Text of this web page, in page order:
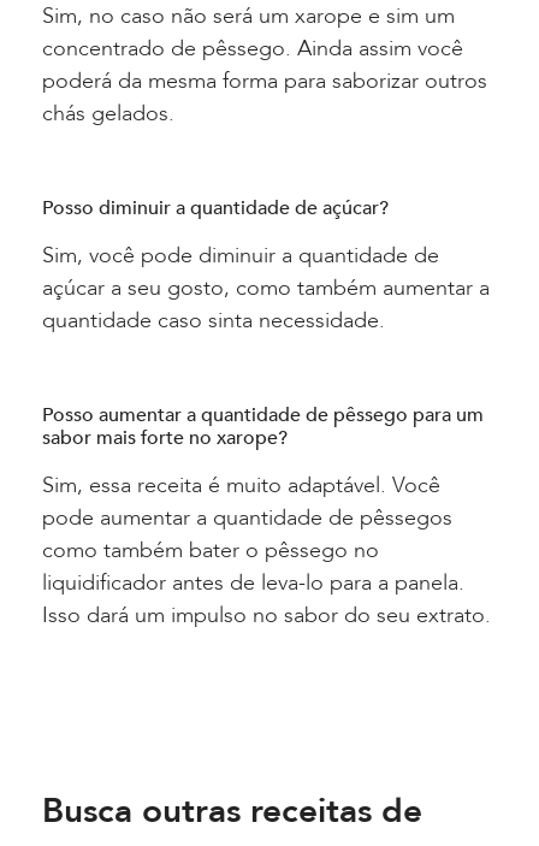
Sim, no caso não será um xarope e sim um
concentrado de pêssego. Ainda assim você
poderá da mesma forma para saborizar outros
chás gelados.
Posso diminuir a quantidade de açúcar?
Sim, você pode diminuir a quantidade de
açúcar a seu gosto, como também aumentar a
quantidade caso sinta necessidade.
Posso aumentar a quantidade de pêssego para um
sabor mais forte no xarope?
Sim, essa receita é muito adaptável. Você
pode aumentar a quantidade de pêssegos
como também bater o pêssego no
liquidificador antes de leva-lo para a panela.
Isso dará um impulso no sabor do seu extrato.
Busca outras receitas de